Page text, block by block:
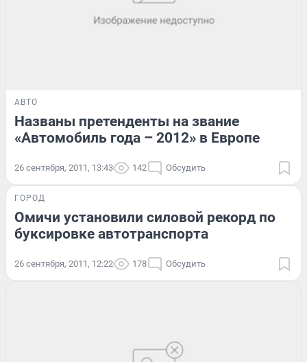
АВТО
Названы претенденты на звание
«Автомобиль года – 2012» в Европе
26 сентября, 2011, 13:43 142 Обсудить
ГОРОД
Омичи установили силовой рекорд по
буксировке автотранспорта
26 сентября, 2011, 12:22 178 Обсудить